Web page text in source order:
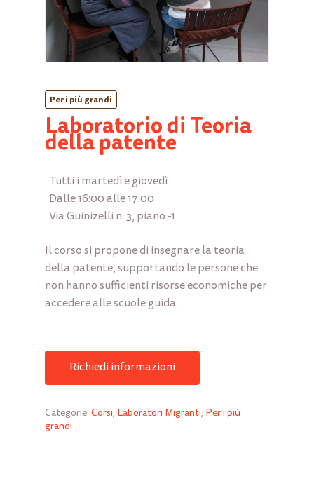
Per i più grandi
Laboratorio di Teoria
della patente
Tutti i martedì e giovedì
Dalle 16:00 alle 17:00
Via Guinizelli n. 3, piano -1
Il corso si propone di insegnare la teoria
della patente, supportando le persone che
non hanno sufficienti risorse economiche per
accedere alle scuole guida.
Richiedi informazioni
Categorie: Corsi, Laboratori Migranti, Per i più
grandi
Nome *
Email
Salva il mio nome, email e sito web in
questo browser per la prossima volta che
commento.